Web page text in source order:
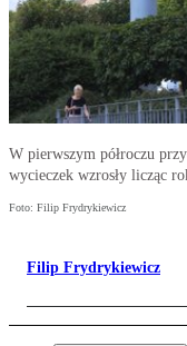
W pierwszym półroczu
wycieczek wzrosły licząc
Foto: Filip Frydrykiewicz
Filip Frydrykiewicz